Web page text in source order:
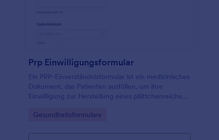
Prp Einwilligungsformular
Ein PRP-Einverständnisformular ist ein medizinisches
Dokument, das Patienten ausfüllen, um ihre
Einwilligung zur Herstellung eines plättchenreichen
Go to Category:
Gesundheitsformulare